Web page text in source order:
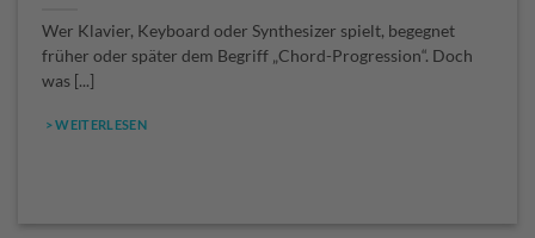
Wer Klavier, Keyboard oder Synthesizer spielt, begegnet
früher oder später dem Begriff „Chord-Progression“. Doch
was [...]
> WEITERLESEN